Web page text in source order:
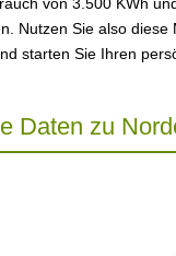
Nutzen Sie also diese
starten Sie Ihren
Daten zu